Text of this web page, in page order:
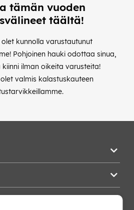
tämän vuoden
täältä!
kunnolla varustautunut
Pohjoinen hauki odottaa sinua,
ilman oikeita varusteita!
valmis kalastuskauteen